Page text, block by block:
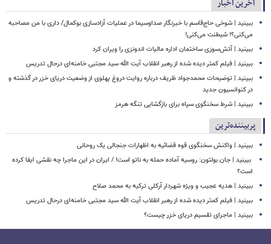
آخرین اخبار
ببینید | شوخی حاج‌قاسم با خبرنگار صداوسیما در عملیات آزادسازی بوکمال/ داری با من مصاحبه‌
می‌کنی؟! شیطنت می‌کنی!
ببینید | آتش‌سوزی ساختمان اداره مالیات اندونزی را ویران کرد
ببینید | فیلم کمتر دیده شده از رهبر انقلاب آیت الله سید مجتبی خامنه‌ای درحال تدریس
ببینید | توضیحات محمدجواد ظریف درباره روایت دروغ پهلوی از وضعیت دریای خزر در گذشته و
در کنوانسیون جدید
ببینید | شرط سخنگوی سپاه برای بازگشایی تنگه هرمز
پربیننده‌ترین
ببینید | واکنش سخنگوی قوه قضائیه به اظهارات جنجالی یک روحانی
‏ ببینید | جان بولتون: روسیه آماده حمله به ناتو است! / ایران در این ماجرا چه نقشی ایفا کرده
است؟
ببینید | هدیه عجیب و ویژه شهردار آرکلی ترکیه به محمد صلاح
ببینید | فیلم کمتر دیده شده از رهبر انقلاب آیت الله سید مجتبی خامنه‌ای درحال تدریس
ببینید | ماجرای تقسیم دریای خزر چیست؟